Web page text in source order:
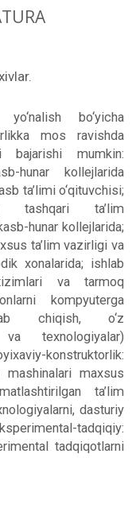
bo‘yicha
mos ravishda
bajarishi mumkin:
hunar kollejlarida
ta’limi o‘qituvchisi;
tashqari ta’lim
hunar kollejlarida;
ta’lim vazirligi va
xonalarida; ishlab
va tarmoq
kompyuterga
chiqish, o‘z
va texnologiyalar)
konstruktorlik:
maxsus
ta’lim
dasturiy
tadqiqiy:
tadqiqotlarni